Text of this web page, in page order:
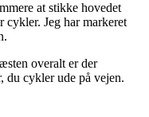
at stikke hovedet
cykler. Jeg har markeret
overalt er der
du cykler ude på vejen.